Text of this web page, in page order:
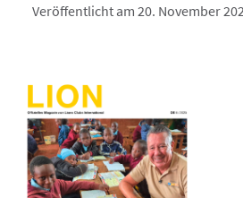
Veröffentlicht am 20. November